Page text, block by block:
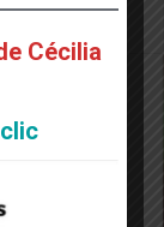
Cécilia